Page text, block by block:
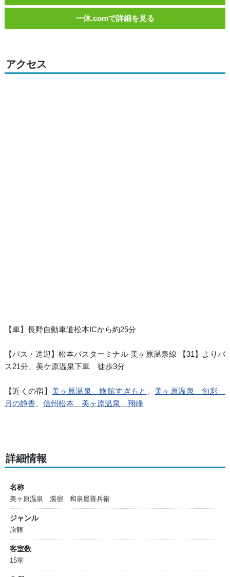
一休.comで詳細を見る
アクセス
【車】長野自動車道松本ICから約25分
【バス・送迎】松本バスターミナル 美ヶ原温泉線 【31】よりバ
ス21分、美ケ原温泉下車 徒歩3分
【近くの宿】 美ヶ原温泉 旅館すぎもと
美ヶ原温泉 旬彩
月の静香
信州松本 美ヶ原温泉 翔峰
詳細情報
名称
美ヶ原温泉 湯宿 和泉屋善兵衛
ジャンル
旅館
客室数
15室